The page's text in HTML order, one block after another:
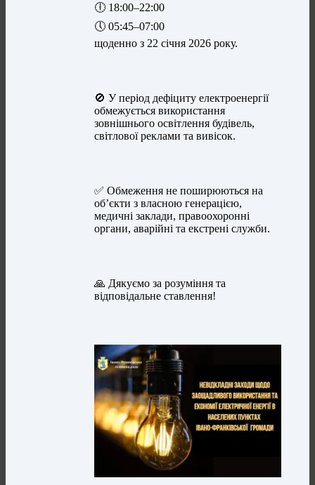
🕕 18:00–22:00
🕔 05:45–07:00
щоденно з 22 січня 2026 року.
🚫 У період дефіциту електроенергії
обмежується використання
зовнішнього освітлення будівель,
світлової реклами та вивісок.
✅ Обмеження не поширюються на
об’єкти з власною генерацією,
медичні заклади, правоохоронні
органи, аварійні та екстрені служби.
🙏 Дякуємо за розуміння та
відповідальне ставлення!